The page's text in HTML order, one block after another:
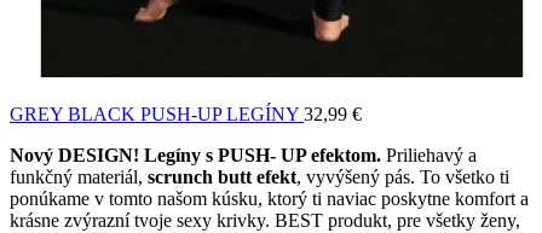
GREY BLACK PUSH-UP LEGÍNY 32,99 €
Nový DESIGN! Legíny s PUSH- UP efektom. Priliehavý a
funkčný materiál, scrunch butt efekt, vyvýšený pás. To všetko ti
ponúkame v tomto našom kúsku, ktorý ti naviac poskytne komfort a
krásne zvýrazní tvoje sexy krivky. BEST produkt, pre všetky ženy,